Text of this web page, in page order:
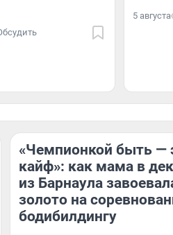
5 августа
«Чемпионкой быть —
кайф»: как мама в
из Барнаула
золото на
бодибилдингу